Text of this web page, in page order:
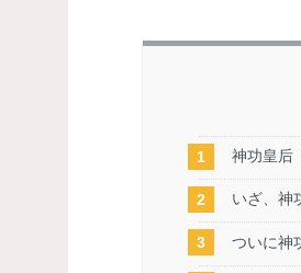
神功皇后
いざ、神
ついに神